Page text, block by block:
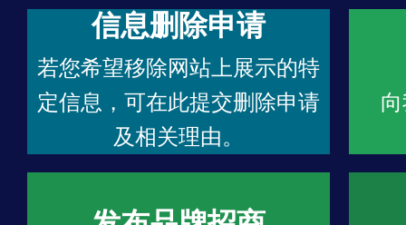
信息删除申请
若您希望移除网站上展示的特
定信息，可在此提交删除申请
及相关理由。